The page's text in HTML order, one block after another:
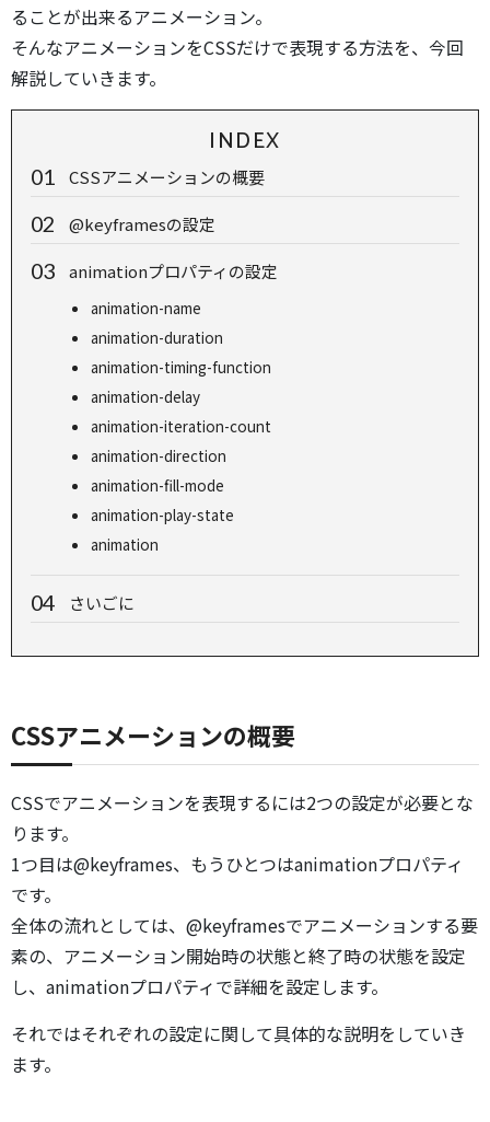
ることが出来るアニメーション。
そんなアニメーションをCSSだけで表現する方法を、今回
解説していきます。
INDEX
CSSアニメーションの概要
@keyframesの設定
animationプロパティの設定
animation-name
animation-duration
animation-timing-function
animation-delay
animation-iteration-count
animation-direction
animation-fill-mode
animation-play-state
animation
さいごに
CSSアニメーションの概要
CSSでアニメーションを表現するには2つの設定が必要とな
ります。
1つ目は@keyframes、もうひとつはanimationプロパティ
です。
全体の流れとしては、@keyframesでアニメーションする要
素の、アニメーション開始時の状態と終了時の状態を設定
し、animationプロパティで詳細を設定します。
それではそれぞれの設定に関して具体的な説明をしていき
ます。